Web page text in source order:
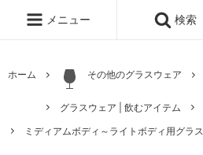
メニュー 検索
ホーム その他のグラスウェア
グラスウェア | 飲むアイテム
ミディアムボディ～ライトボディ用グラス